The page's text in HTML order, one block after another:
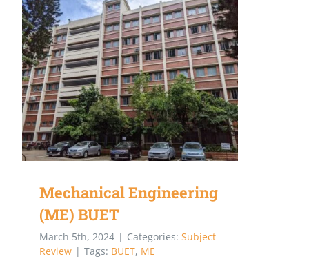
and
Regional
Planning
(URP)
BUET
Mechanical Engineering (ME) BUET
Mechanical Engineering
(ME) BUET
March 5th, 2024 | Categories: Subject
Review | Tags: BUET, ME